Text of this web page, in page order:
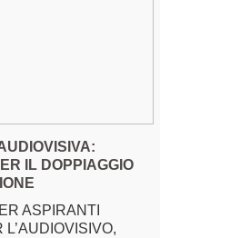
IL DOPPIAGGIO
ASPIRANTI